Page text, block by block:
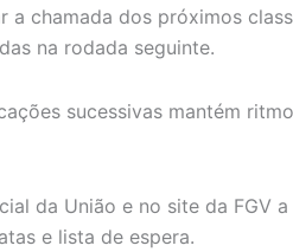
a chamada dos próximos
na rodada seguinte.
sucessivas mantém
da União e no site da FGV
e lista de espera.